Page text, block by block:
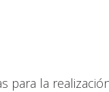
la